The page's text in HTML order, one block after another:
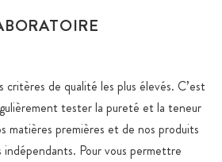
critères de qualité les plus élevés. C’est
tester la pureté et la teneur
matières premières et de nos produits
Pour vous permettre